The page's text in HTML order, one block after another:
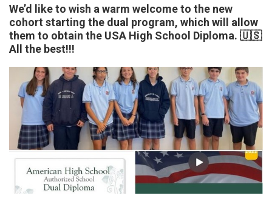
We’d like to wish a warm welcome to the new
cohort starting the dual program, which will allow
them to obtain the USA High School Diploma. 🇺🇸
All the best!!!